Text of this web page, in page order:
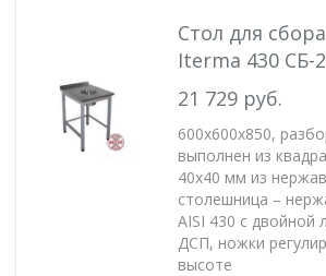
Стол для
Iterma 430 СБ-
21 729 руб.
600х600х850,
выполнен из
40х40 мм из
столешница –
AISI 430 с двойной
ДСП, ножки
высоте